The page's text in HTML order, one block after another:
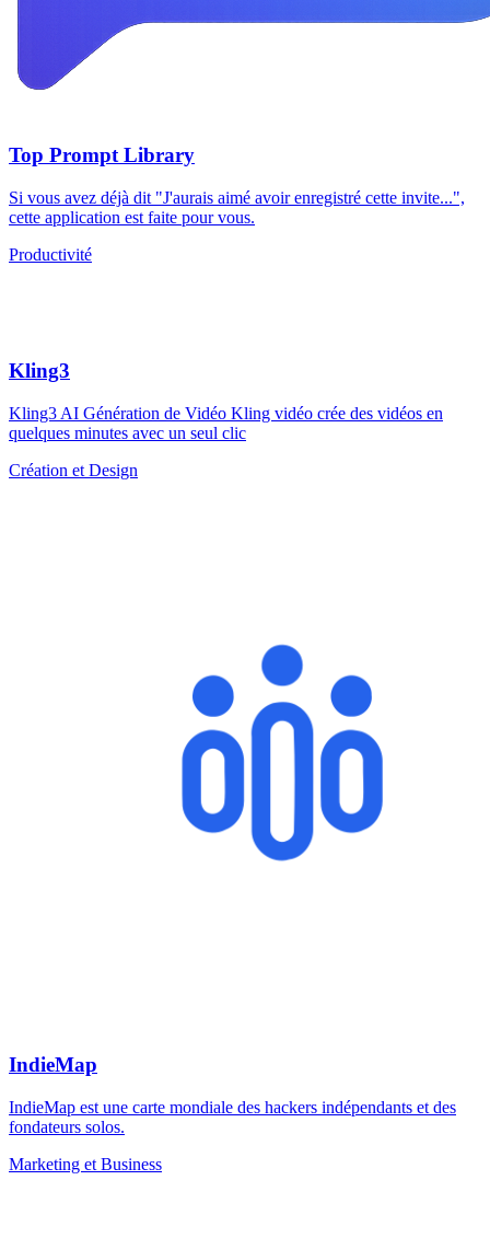
Top Prompt Library
Si vous avez déjà dit "J'aurais aimé avoir enregistré cette invite...",
cette application est faite pour vous.
Productivité
Kling3
Kling3 AI Génération de Vidéo Kling vidéo crée des vidéos en
quelques minutes avec un seul clic
Création et Design
IndieMap
IndieMap est une carte mondiale des hackers indépendants et des
fondateurs solos.
Marketing et Business